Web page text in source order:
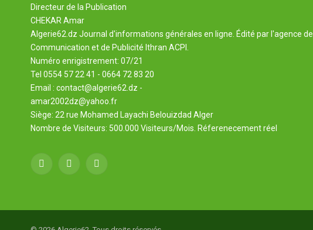
Directeur de la Publication
CHEKAR Amar
Algerie62.dz Journal d'informations générales en ligne. Édité par l'agence de
Communication et de Publicité Ithran ACPI.
Numéro enrigistrement: 07/21
Tel 0554 57 22 41 - 0664 72 83 20
Email : contact@algerie62.dz -
amar2002dz@yahoo.fr
Siège: 22 rue Mohamed Layachi Belouizdad Alger
Nombre de Visiteurs: 500.000 Visiteurs/Mois. Réferenecement réel
Facebook
X
YouTube